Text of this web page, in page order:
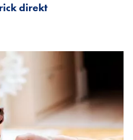
direkt